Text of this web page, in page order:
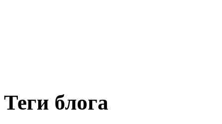
Теги блога